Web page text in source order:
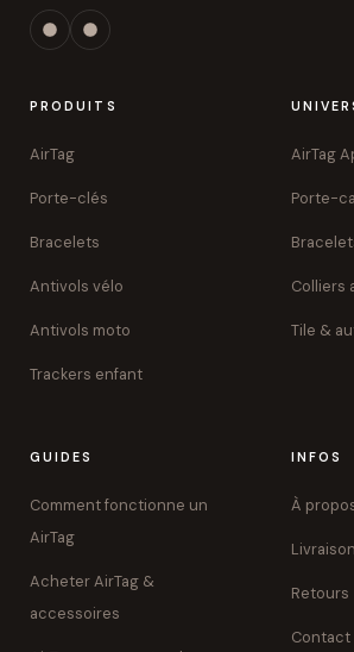
PRODUITS
AirTag
Porte-clés
Bracelets
Antivols vélo
Antivols moto
Trackers enfant
AirTag
Porte-
Colliers
Tile &
GUIDES
Comment fonctionne un
AirTag
Acheter AirTag &
accessoires
INFOS
À
Livraison
Retours
Contact